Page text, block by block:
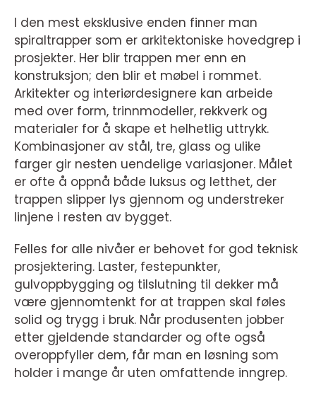
I den mest eksklusive enden finner man
spiraltrapper som er arkitektoniske hovedgrep i
prosjekter. Her blir trappen mer enn en
konstruksjon; den blir et møbel i rommet.
Arkitekter og interiørdesignere kan arbeide
med over form, trinnmodeller, rekkverk og
materialer for å skape et helhetlig uttrykk.
Kombinasjoner av stål, tre, glass og ulike
farger gir nesten uendelige variasjoner. Målet
er ofte å oppnå både luksus og letthet, der
trappen slipper lys gjennom og understreker
linjene i resten av bygget.
Felles for alle nivåer er behovet for god teknisk
prosjektering. Laster, festepunkter,
gulvoppbygging og tilslutning til dekker må
være gjennomtenkt for at trappen skal føles
solid og trygg i bruk. Når produsenten jobber
etter gjeldende standarder og ofte også
overoppfyller dem, får man en løsning som
holder i mange år uten omfattende inngrep.